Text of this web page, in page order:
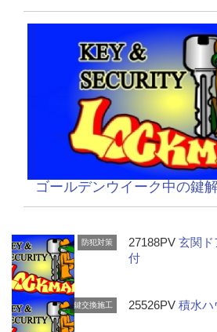
ゴールデンウイーク中の鍵
防犯対策 27188PV玄関ド
付
鍵交換施工 25526PV積水ハ